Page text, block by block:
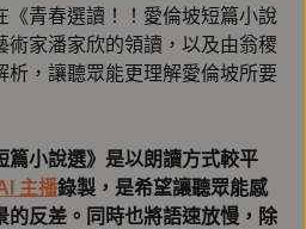
《青春選讀！！愛倫坡短篇小說
術家潘家欣的領讀，以及由翁稷
析，讓聽眾能更理解愛倫坡所要
篇小說選》是以朗讀方式較平
主播錄製，是希望讓聽眾能感
的反差。同時也將語速放慢，除